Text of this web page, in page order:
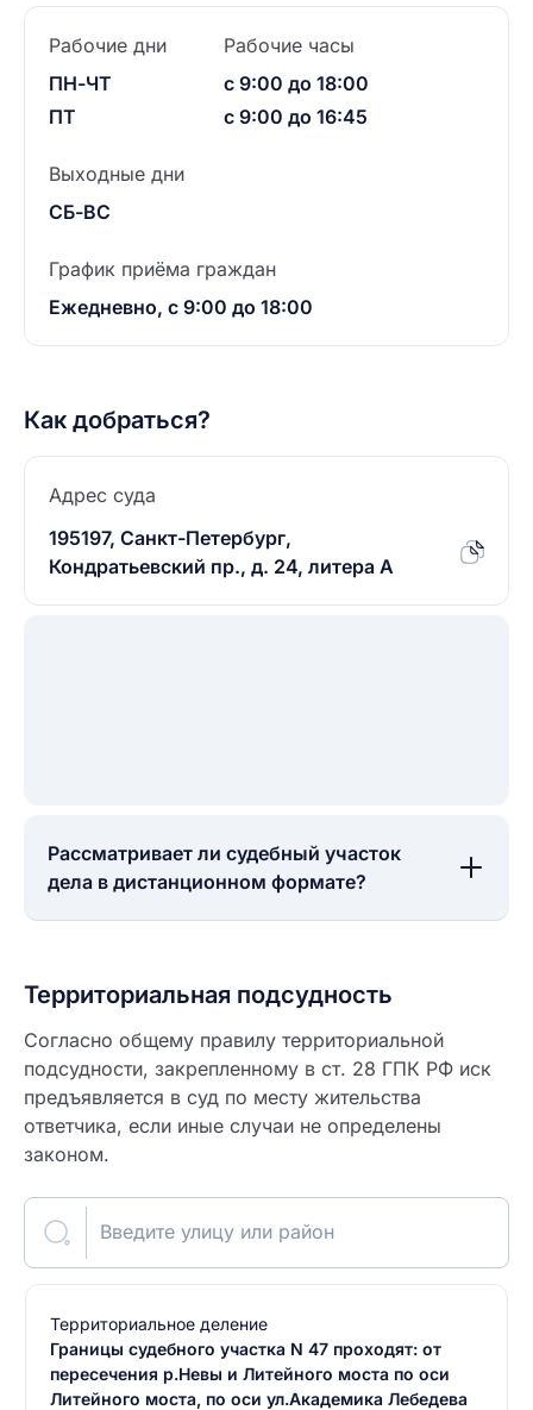
Рабочие дни
ПН-ЧТ
ПТ
Рабочие часы
с 9:00 до 18:00
с 9:00 до 16:45
Выходные дни
СБ-ВС
График приёма граждан
Ежедневно, с 9:00 до 18:00
Как добраться?
Адрес суда
195197, Санкт-Петербург,
Кондратьевский пр., д. 24, литера А
Рассматривает ли судебный участок
дела в дистанционном формате?
Территориальная подсудность
Согласно общему правилу территориальной
подсудности, закрепленному в ст. 28 ГПК РФ иск
предъявляется в суд по месту жительства
ответчика, если иные случаи не определены
законом.
Введите улицу или район
Территориальное деление
Границы судебного участка N 47 проходят: от
пересечения р.Невы и Литейного моста по оси
Литейного моста, по оси ул.Академика Лебедева